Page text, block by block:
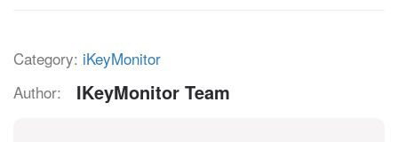
Category: iKeyMonitor
Author:
IKeyMonitor Team